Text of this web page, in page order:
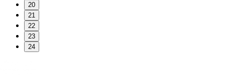
20
21
22
23
24